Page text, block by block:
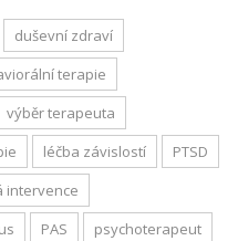
duševní zdraví
terapie
výběr terapeuta
léčba závislostí
PTSD
intervence
PAS
psychoterapeut